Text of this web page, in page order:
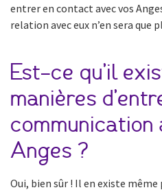
entrer en contact avec vos
relation avec eux n’en sera
Est-ce qu’il
manières
communication
Anges ?
Oui, bien sûr ! Il en existe même